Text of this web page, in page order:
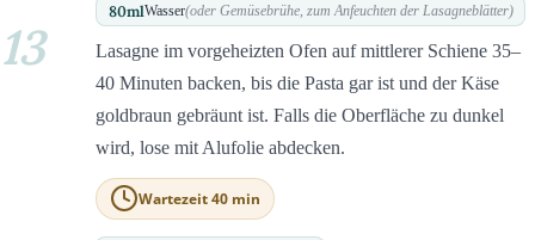
80mlWasser(oder Gemüsebrühe, zum Anfeuchten der Lasagneblätter)
13
Lasagne im vorgeheizten Ofen auf mittlerer Schiene 35–
40 Minuten backen, bis die Pasta gar ist und der Käse
goldbraun gebräunt ist. Falls die Oberfläche zu dunkel
wird, lose mit Alufolie abdecken.
Wartezeit 40 min